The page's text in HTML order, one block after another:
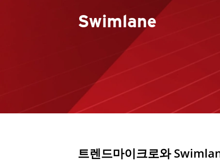
Swimlane
트렌드마이크로와